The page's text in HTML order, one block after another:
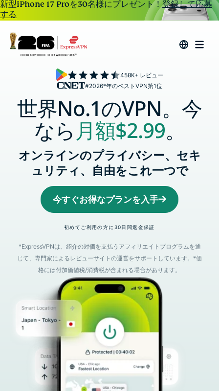
新型iPhone 17 Proを30名様にプレゼント！登録して応募
する
#2026*年のベストVPN第1位
458K+ レビュー
世界No.1のVPN。今
なら 月額$2.99。
オンラインのプライバシー、セキ
ュリティ、自由をこれ一つで
今すぐお得なプランを入手
初めてご利用の方に30日間返金保証
*ExpressVPNは、紹介の対価を支払うアフィリエイトプログラムを通
じて、専門家によるレビューサイトの運営をサポートしています。*価
格には付加価値税/消費税が含まれる場合があります。